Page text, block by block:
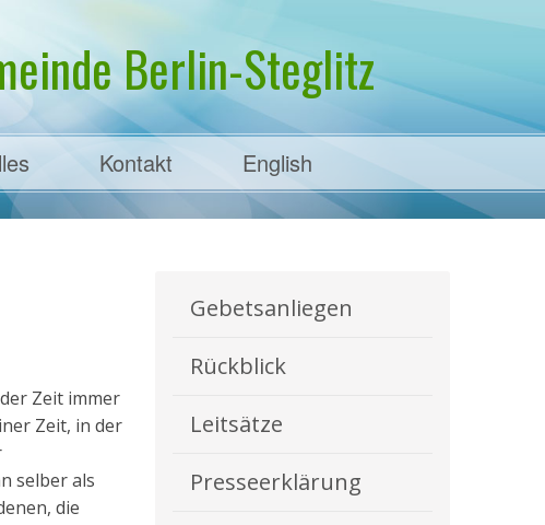
Berlin-Steglitz
Kontakt English
Zeit immer
Zeit, in der
selber als
die
Gebetsanliegen
Rückblick
Leitsätze
Presseerklärung